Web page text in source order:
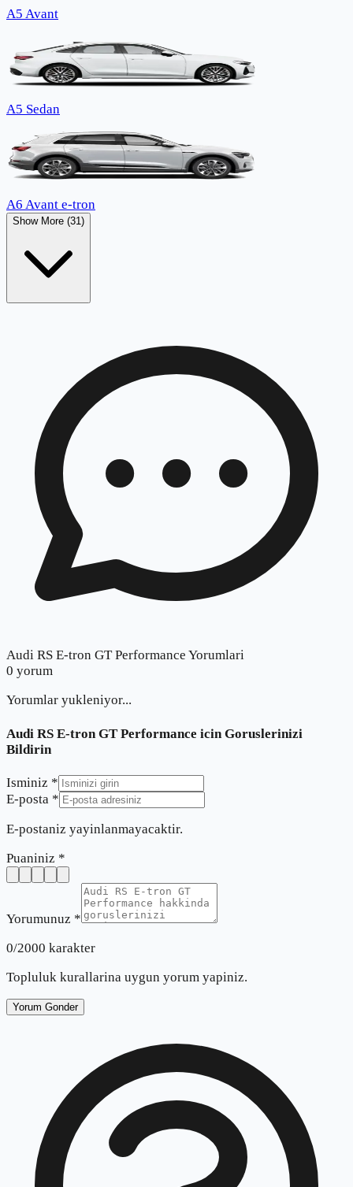
A5 Avant
A5 Sedan
A6 Avant e-tron
Show More (31)
Audi RS E-tron GT Performance Yorumlari
0 yorum
Yorumlar yukleniyor...
Audi RS E-tron GT Performance icin Goruslerinizi
Bildirin
Isminiz *
E-posta *
E-postaniz yayinlanmayacaktir.
Puaniniz *
Yorumunuz *
0/2000 karakter
Topluluk kurallarina uygun yorum yapiniz.
Yorum Gonder